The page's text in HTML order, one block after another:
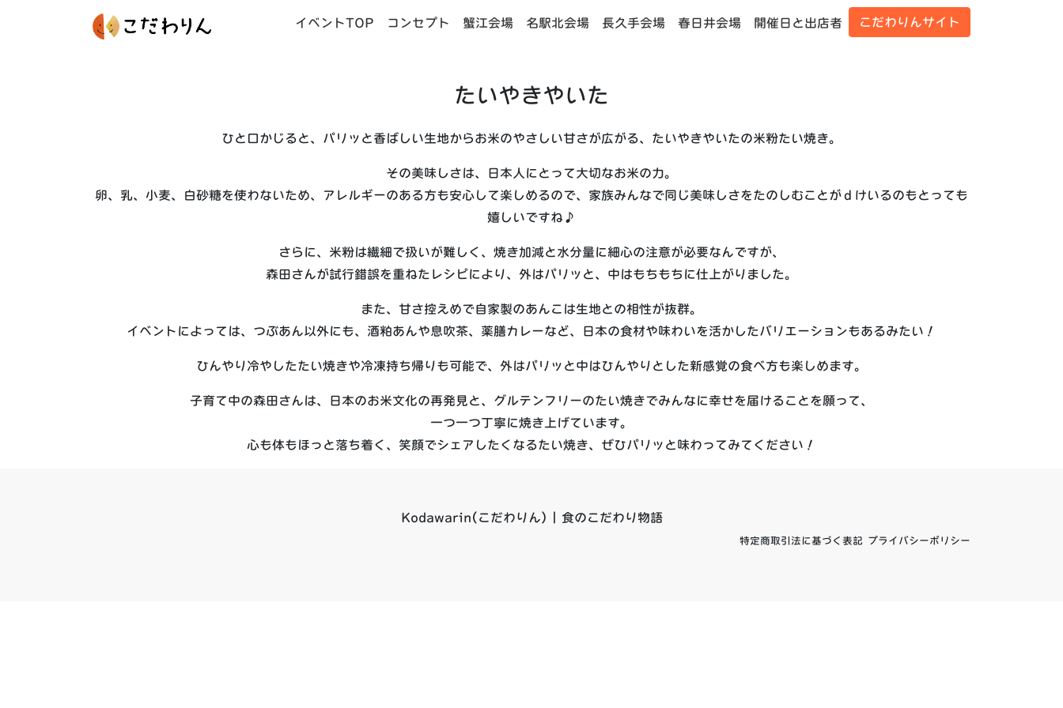
イベントTOP コンセプト 蟹江会場 名駅北会場 長久手会場 春日井会場 開催日と出店者 こだわりんサイト
たいやきやいた
ひと口かじると、パリッと香ばしい生地からお米のやさしい甘さが広がる、たいやきやいたの米粉たい焼き。
その美味しさは、日本人にとって大切なお米の力。
卵、乳、小麦、白砂糖を使わないため、アレルギーのある方も安心して楽しめるので、家族みんなで同じ美味しさをたのしむことがｄけいるのもとっても
嬉しいですね♪
さらに、米粉は繊細で扱いが難しく、焼き加減と水分量に細心の注意が必要なんですが、
森田さんが試行錯誤を重ねたレシピにより、外はパリッと、中はもちもちに仕上がりました。
また、甘さ控えめで自家製のあんこは生地との相性が抜群。
イベントによっては、つぶあん以外にも、酒粕あんや息吹茶、薬膳カレーなど、日本の食材や味わいを活かしたバリエーションもあるみたい！
ひんやり冷やしたたい焼きや冷凍持ち帰りも可能で、外はパリッと中はひんやりとした新感覚の食べ方も楽しめます。
子育て中の森田さんは、日本のお米文化の再発見と、グルテンフリーのたい焼きでみんなに幸せを届けることを願って、
一つ一つ丁寧に焼き上げています。
心も体もほっと落ち着く、笑顔でシェアしたくなるたい焼き、ぜひパリッと味わってみてください！
Kodawarin(こだわりん) | 食のこだわり物語
特定商取引法に基づく表記 プライバシーポリシー